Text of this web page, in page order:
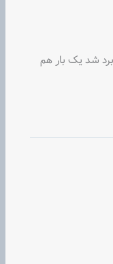
هم برد شد یک بار هم